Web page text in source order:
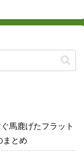
馬鹿げたフラット
まとめ